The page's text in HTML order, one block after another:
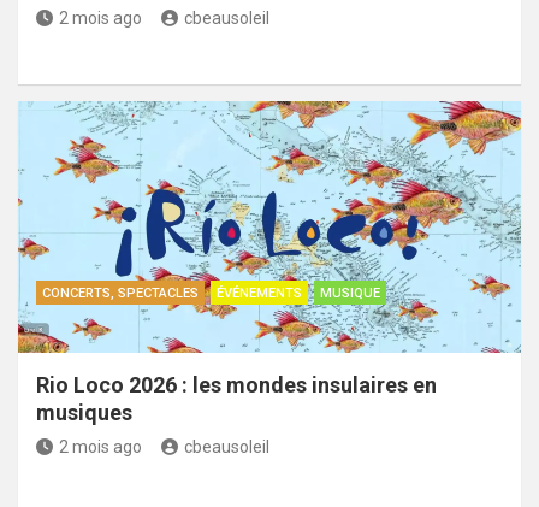
2 mois ago cbeausoleil
CONCERTS, SPECTACLES ÉVÉNEMENTS MUSIQUE
Rio Loco 2026 : les mondes insulaires en
musiques
2 mois ago cbeausoleil